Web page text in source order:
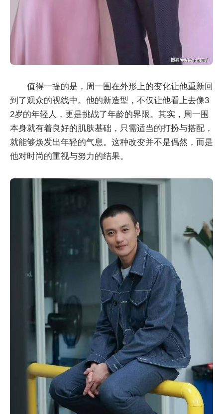
值得一提的是，周一围在外形上的变化让他重新回
到了观众的视线中。他的新造型，不仅让他看上去像3
2岁的年轻人，更是挑战了年龄的界限。其实，周一围
本身就有着良好的肌肤基础，只需适当的打扮与搭配，
就能够焕发出年轻的气息。这种改变并不是偶然，而是
他对时尚的重视与努力的结果。